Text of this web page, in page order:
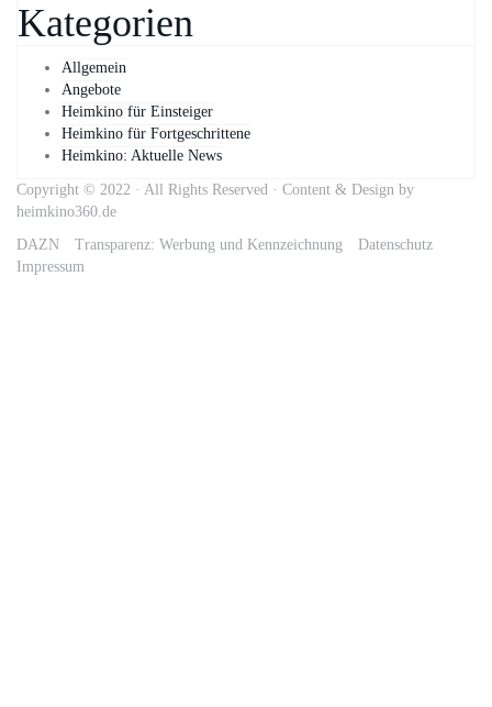
Kategorien
Allgemein
Angebote
Heimkino für Einsteiger
Heimkino für Fortgeschrittene
Heimkino: Aktuelle News
Copyright © 2022 · All Rights Reserved · Content & Design by
heimkino360.de
DAZN
Transparenz: Werbung und Kennzeichnung
Datenschutz
Impressum